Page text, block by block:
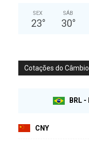
SEX
23°
SÁB
30°
Cotações do Câmbio
BRL
CNY